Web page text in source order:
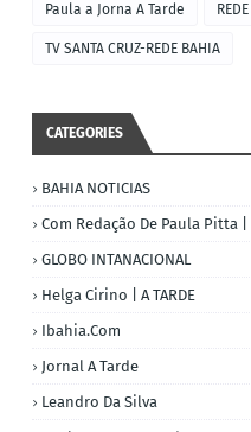
Paula a Jorna A Tarde
TV SANTA CRUZ-REDE BAHIA
CATEGORIES
BAHIA NOTICIAS
Com Redação De Paula Pitta |
GLOBO INTANACIONAL
Helga Cirino | A TARDE
Ibahia.com
Jornal A Tarde
Leandro Da Silva